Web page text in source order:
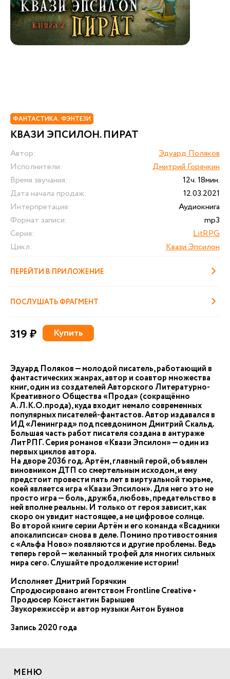
ФАНТАСТИКА. ФЭНТЕЗИ
КВАЗИ ЭПСИЛОН. ПИРАТ
Автор:
Эдуард Поляков
Исполнители:
Дмитрий Горячкин
Время звучания:
12ч. 18мин.
Дата начала продаж:
12.03.2021
Интерпретация:
Аудиокнига
Формат записи:
mp3
Серия:
LitRPG
Цикл:
Квази Эпсилон
ПЕРЕЙТИ В ПРИЛОЖЕНИЕ
ПОСЛУШАТЬ ФРАГМЕНТ
319 ₽ Купить
Эдуард Поляков — молодой писатель, работающий в
фантастических жанрах, автор и соавтор множества
книг, один из создателей Авторского Литературно-
Креативного Общества «Прода» (сокращённо
А.Л.К.О.прода), куда входит немало современных
популярных писателей-фантастов. Автор издавался в
ИД «Ленинград» под псевдонимом Дмитрий Скальд.
Большая часть работ писателя создана в антураже
ЛитРПГ. Серия романов «Квази Эпсилон» — один из
первых циклов автора.
На дворе 2036 год. Артём, главный герой, объявлен
виновником ДТП со смертельным исходом, и ему
предстоит провести пять лет в виртуальной тюрьме,
коей является игра «Квази Эпсилон». Для него это не
просто игра — боль, дружба, любовь, предательство в
ней вполне реальны. И только от героя зависит, как
скоро он увидит настоящее, а не цифровое солнце.
Во второй книге серии Артём и его команда «Всадники
апокалипсиса» снова в деле. Помимо противостояния
с «Альфа Ново» появляются и другие проблемы. Ведь
теперь герой — желанный трофей для многих сильных
мира сего. Слушайте продолжение истории!
Исполняет Дмитрий Горячкин
Спродюсировано агентством Frontline Creative •
Продюсер Константин Барышев
Звукорежиссёр и автор музыки Антон Буянов
Запись 2020 года
МЕНЮ